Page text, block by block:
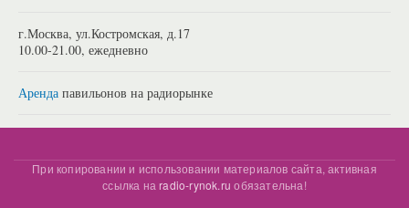
г.Москва, ул.Костромская, д.17
10.00-21.00, ежедневно
Аренда павильонов на радиорынке
При копировании и использовании материалов сайта, активная
ссылка наradio-rynok.ru обязательна!